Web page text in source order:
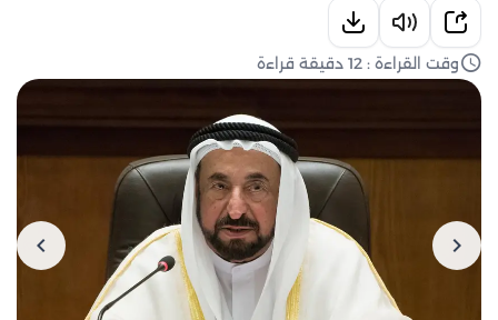
وقت القراءة : 12 دقيقة قراءة